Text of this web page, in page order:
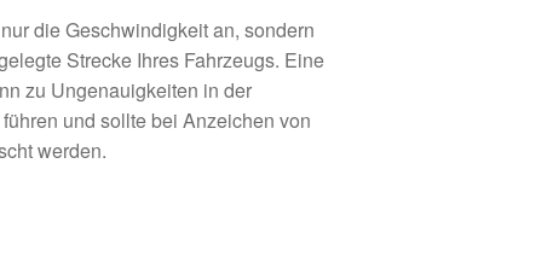
die Geschwindigkeit an, sondern
Strecke Ihres Fahrzeugs. Eine
zu Ungenauigkeiten in der
und sollte bei Anzeichen von
werden.